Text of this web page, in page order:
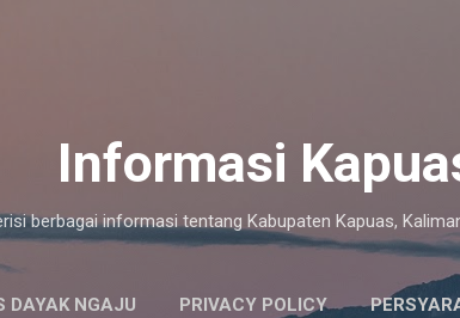
Informasi
berbagai informasi tentang Kabupaten Kapuas,
DAYAK NGAJU PRIVACY POLICY